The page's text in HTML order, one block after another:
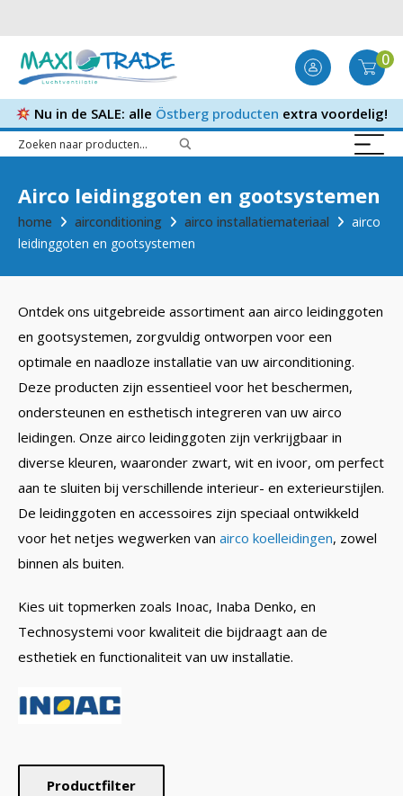
0
Nu in de SALE: alle Östberg producten extra voordelig!
Airco leidinggoten en gootsystemen
home airconditioning airco installatiemateriaal
airco
leidinggoten en gootsystemen
Ontdek ons uitgebreide assortiment aan airco leidinggoten
en gootsystemen, zorgvuldig ontworpen voor een
optimale en naadloze installatie van uw airconditioning.
Deze producten zijn essentieel voor het beschermen,
ondersteunen en esthetisch integreren van uw airco
leidingen. Onze airco leidinggoten zijn verkrijgbaar in
diverse kleuren, waaronder zwart, wit en ivoor, om perfect
aan te sluiten bij verschillende interieur- en exterieurstijlen.
De leidinggoten en accessoires zijn speciaal ontwikkeld
voor het netjes wegwerken van airco koelleidingen, zowel
binnen als buiten.
Kies uit topmerken zoals Inoac, Inaba Denko, en
Technosystemi voor kwaliteit die bijdraagt aan de
esthetiek en functionaliteit van uw installatie.
Productfilter